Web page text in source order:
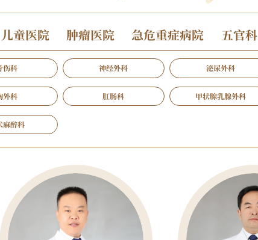
儿童医院 肿瘤医院 急危重症病院 五官科
伤科 神经外科 泌尿外科
外科 肛肠科 甲状腺乳腺外科
麻醉科